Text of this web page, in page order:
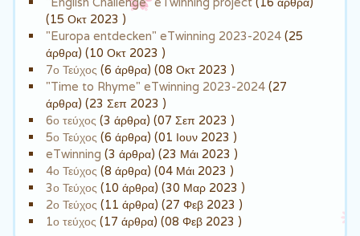
(15 Οκτ 2023 )
"Europa entdecken" eTwinning 2023-2024 (25
άρθρα) (10 Οκτ 2023 )
7ο Τεύχος (6 άρθρα) (08 Οκτ 2023 )
"Time to Rhyme" eTwinning 2023-2024 (27
άρθρα) (23 Σεπ 2023 )
6ο τεύχος (3 άρθρα) (07 Σεπ 2023 )
5ο Τεύχος (6 άρθρα) (01 Ιουν 2023 )
eTwinning (3 άρθρα) (23 Μάι 2023 )
4ο Τεύχος (8 άρθρα) (04 Μάι 2023 )
3ο Τεύχος (10 άρθρα) (30 Μαρ 2023 )
2ο Τεύχος (11 άρθρα) (27 Φεβ 2023 )
1ο τεύχος (17 άρθρα) (08 Φεβ 2023 )